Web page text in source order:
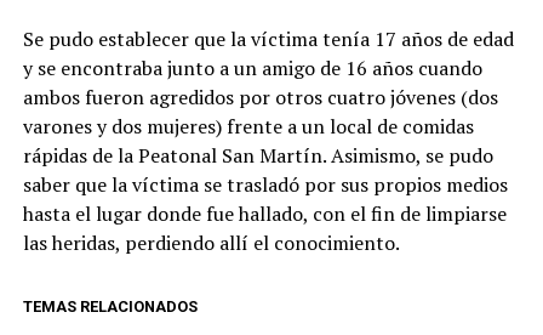
Se pudo establecer que la víctima tenía 17 años de edad
y se encontraba junto a un amigo de 16 años cuando
ambos fueron agredidos por otros cuatro jóvenes (dos
varones y dos mujeres) frente a un local de comidas
rápidas de la Peatonal San Martín. Asimismo, se pudo
saber que la víctima se trasladó por sus propios medios
hasta el lugar donde fue hallado, con el fin de limpiarse
las heridas, perdiendo allí el conocimiento.
TEMAS RELACIONADOS